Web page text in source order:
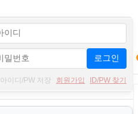
로그인
아이디/PW 저장 회원가입 ID/PW 찾기